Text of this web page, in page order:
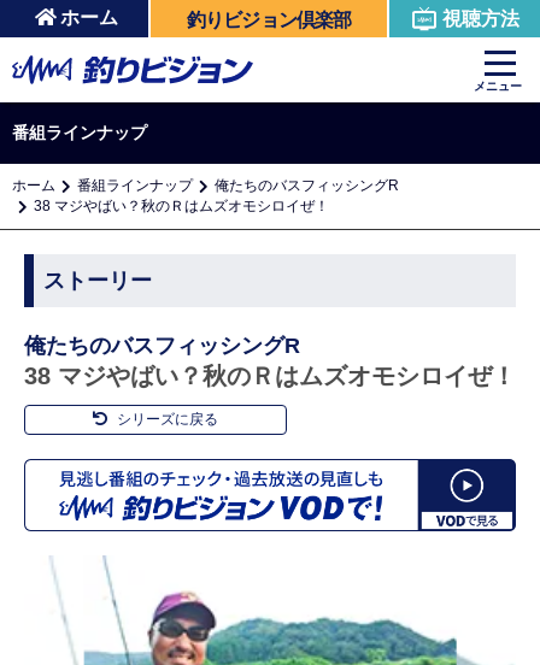
ホーム 釣りビジョン倶楽部 視聴方法
メニュー
番組ラインナップ
ホーム 番組ラインナップ
俺たちのバスフィッシングR
38 マジやばい？秋のＲはムズオモシロイぜ！
ストーリー
俺たちのバスフィッシングR
38 マジやばい？秋のＲはムズオモシロイぜ！
シリーズに戻る